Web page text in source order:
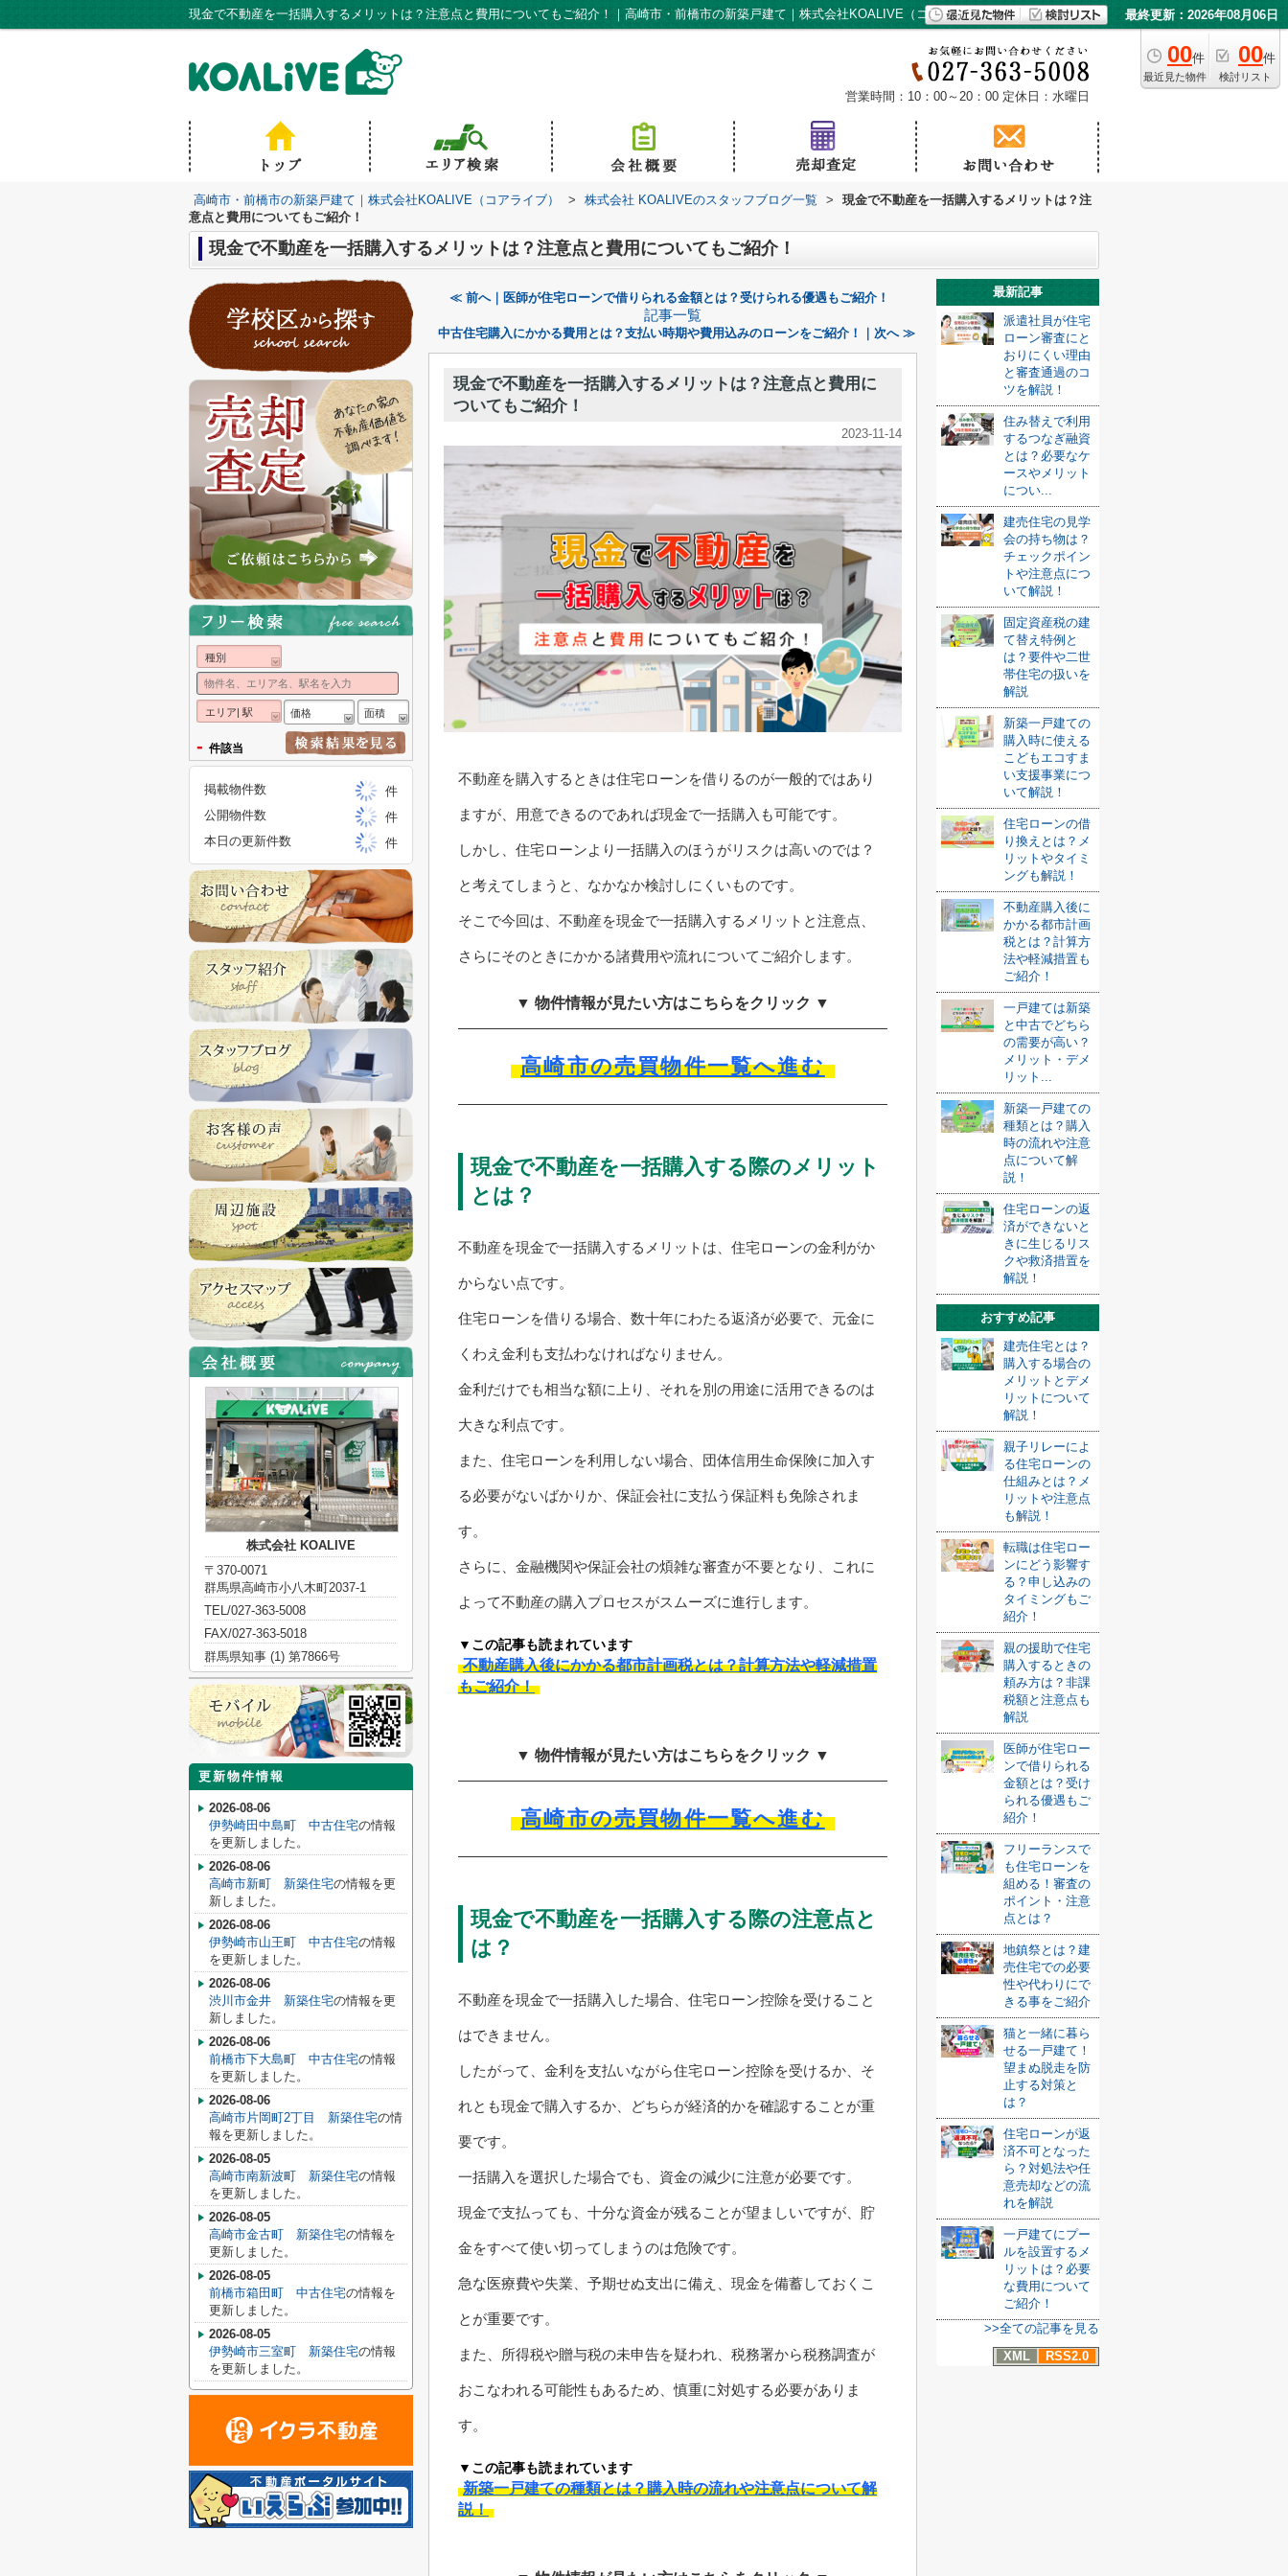
現金で不動産を一括購入するメリットは？注意点と費用についてもご紹介！｜高崎市・前橋市の新築戸建て｜株式会社KOALIVE（コアライブ） 最終更新：2026年08月06日
00件
最近見た物件
00件
検討リスト
営業時間：10：00～20：00 定休日：水曜日
高崎市・前橋市の新築戸建て｜株式会社KOALIVE（コアライブ） > 株式会社 KOALIVEのスタッフブログ一覧 >
現金で不動産を一括購入するメリットは？注
意点と費用についてもご紹介！
現金で不動産を一括購入するメリットは？注意点と費用についてもご紹介！
≪ 前へ｜医師が住宅ローンで借りられる金額とは？受けられる優遇もご紹介！
記事一覧
中古住宅購入にかかる費用とは？支払い時期や費用込みのローンをご紹介！｜次へ ≫
現金で不動産を一括購入するメリットは？注意点と費用に
ついてもご紹介！
2023-11-14
不動産を購入するときは住宅ローンを借りるのが一般的ではあり
ますが、用意できるのであれば現金で一括購入も可能です。
しかし、住宅ローンより一括購入のほうがリスクは高いのでは？
と考えてしまうと、なかなか検討しにくいものです。
そこで今回は、不動産を現金で一括購入するメリットと注意点、
さらにそのときにかかる諸費用や流れについてご紹介します。
▼ 物件情報が見たい方はこちらをクリック ▼
高崎市の売買物件一覧へ進む
現金で不動産を一括購入する際のメリット
とは？
不動産を現金で一括購入するメリットは、住宅ローンの金利がか
からない点です。
住宅ローンを借りる場合、数十年にわたる返済が必要で、元金に
くわえ金利も支払わなければなりません。
金利だけでも相当な額に上り、それを別の用途に活用できるのは
大きな利点です。
また、住宅ローンを利用しない場合、団体信用生命保険に加入す
る必要がないばかりか、保証会社に支払う保証料も免除されま
す。
さらに、金融機関や保証会社の煩雑な審査が不要となり、これに
よって不動産の購入プロセスがスムーズに進行します。
▼この記事も読まれています
不動産購入後にかかる都市計画税とは？計算方法や軽減措置
もご紹介！
▼ 物件情報が見たい方はこちらをクリック ▼
高崎市の売買物件一覧へ進む
現金で不動産を一括購入する際の注意点と
は？
不動産を現金で一括購入した場合、住宅ローン控除を受けること
はできません。
したがって、金利を支払いながら住宅ローン控除を受けるか、そ
れとも現金で購入するか、どちらが経済的かを確認することが重
要です。
一括購入を選択した場合でも、資金の減少に注意が必要です。
現金で支払っても、十分な資金が残ることが望ましいですが、貯
金をすべて使い切ってしまうのは危険です。
急な医療費や失業、予期せぬ支出に備え、現金を備蓄しておくこ
とが重要です。
また、所得税や贈与税の未申告を疑われ、税務署から税務調査が
おこなわれる可能性もあるため、慎重に対処する必要がありま
す。
▼この記事も読まれています
新築一戸建ての種類とは？購入時の流れや注意点について解
説！
最新記事
派遣社員が住宅
ローン審査にと
おりにくい理由
と審査通過のコ
ツを解説！
住み替えで利用
するつなぎ融資
とは？必要なケ
ースやメリット
につい...
建売住宅の見学
会の持ち物は？
チェックポイン
トや注意点につ
いて解説！
固定資産税の建
て替え特例と
は？要件や二世
帯住宅の扱いを
解説
新築一戸建ての
購入時に使える
こどもエコすま
い支援事業につ
いて解説！
住宅ローンの借
り換えとは？メ
リットやタイミ
ングも解説！
不動産購入後に
かかる都市計画
税とは？計算方
法や軽減措置も
ご紹介！
一戸建ては新築
と中古でどちら
の需要が高い？
メリット・デメ
リット...
新築一戸建ての
種類とは？購入
時の流れや注意
点について解
説！
住宅ローンの返
済ができないと
きに生じるリス
クや救済措置を
解説！
おすすめ記事
建売住宅とは？
購入する場合の
メリットとデメ
リットについて
解説！
親子リレーによ
る住宅ローンの
仕組みとは？メ
リットや注意点
も解説！
転職は住宅ロー
ンにどう影響す
る？申し込みの
タイミングもご
紹介！
親の援助で住宅
購入するときの
頼み方は？非課
税額と注意点も
解説
医師が住宅ロー
ンで借りられる
金額とは？受け
られる優遇もご
紹介！
フリーランスで
も住宅ローンを
組める！審査の
ポイント・注意
点とは？
地鎮祭とは？建
売住宅での必要
性や代わりにで
きる事をご紹介
猫と一緒に暮ら
せる一戸建て！
望まぬ脱走を防
止する対策と
は？
住宅ローンが返
済不可となった
ら？対処法や任
意売却などの流
れを解説
一戸建てにプー
ルを設置するメ
リットは？必要
な費用について
ご紹介！
>>全ての記事を見る
XML
RSS2.0
種別
エリア| 駅 価格 面積
- 件該当
掲載物件数
件
公開物件数
件
本日の更新件数
件
株式会社 KOALIVE
〒370-0071
群馬県高崎市小八木町2037-1
TEL/027-363-5008
FAX/027-363-5018
群馬県知事 (1) 第7866号
更新物件情報
2026-08-06
伊勢崎田中島町 中古住宅の情報
を更新しました。
2026-08-06
高崎市新町 新築住宅の情報を更
新しました。
2026-08-06
伊勢崎市山王町 中古住宅の情報
を更新しました。
2026-08-06
渋川市金井 新築住宅の情報を更
新しました。
2026-08-06
前橋市下大島町 中古住宅の情報
を更新しました。
2026-08-06
高崎市片岡町2丁目 新築住宅の情
報を更新しました。
2026-08-05
高崎市南新波町 新築住宅の情報
を更新しました。
2026-08-05
高崎市金古町 新築住宅の情報を
更新しました。
2026-08-05
前橋市箱田町 中古住宅の情報を
更新しました。
2026-08-05
伊勢崎市三室町 新築住宅の情報
を更新しました。